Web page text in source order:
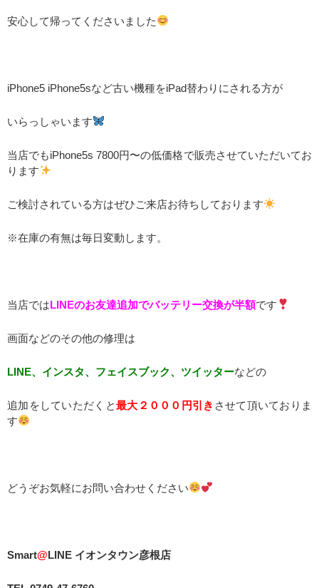
安心して帰ってくださいました
iPhone5 iPhone5sなど古い機種をiPad替わりにされる方が
いらっしゃいます
当店でもiPhone5s 7800円〜の低価格で販売させていただいてお
ります
ご検討されている方はぜひご来店お待ちしております
※在庫の有無は毎日変動します。
当店ではLINEのお友達追加でバッテリー交換が半額です
画面などのその他の修理は
LINE、インスタ、フェイスブック、ツイッターなどの
追加をしていただくと最大２０００円引き させて頂いておりま
す
どうぞお気軽にお問い合わせください
Smart@LINE イオンタウン彦根店